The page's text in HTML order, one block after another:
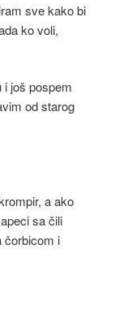
sve kako bi
ko voli,
i još pospem
od starog
a ako
sa čili
čorbicom i